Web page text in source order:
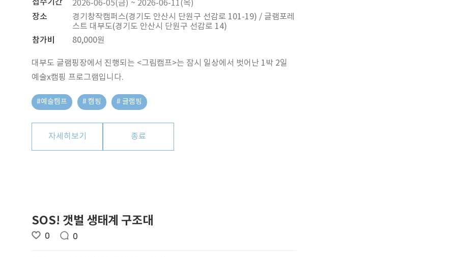
접수기간
2026-06-05(금) ~ 2026-06-11(목)
장소
경기창작캠퍼스(경기도 안산시 단원구 선감로 101-19) / 글램포레
스트 대부도(경기도 안산시 단원구 선감로 14)
참가비
80,000원
대부도 글램핑장에서 진행되는 <그림캠프>는 잠시 일상에서 벗어난 1박 2일
예술x캠핑 프로그램입니다.
#예술캠프 # 캠핑 # 글램핑
자세히보기 종료
SOS! 갯벌 생태계 구조대
0 0